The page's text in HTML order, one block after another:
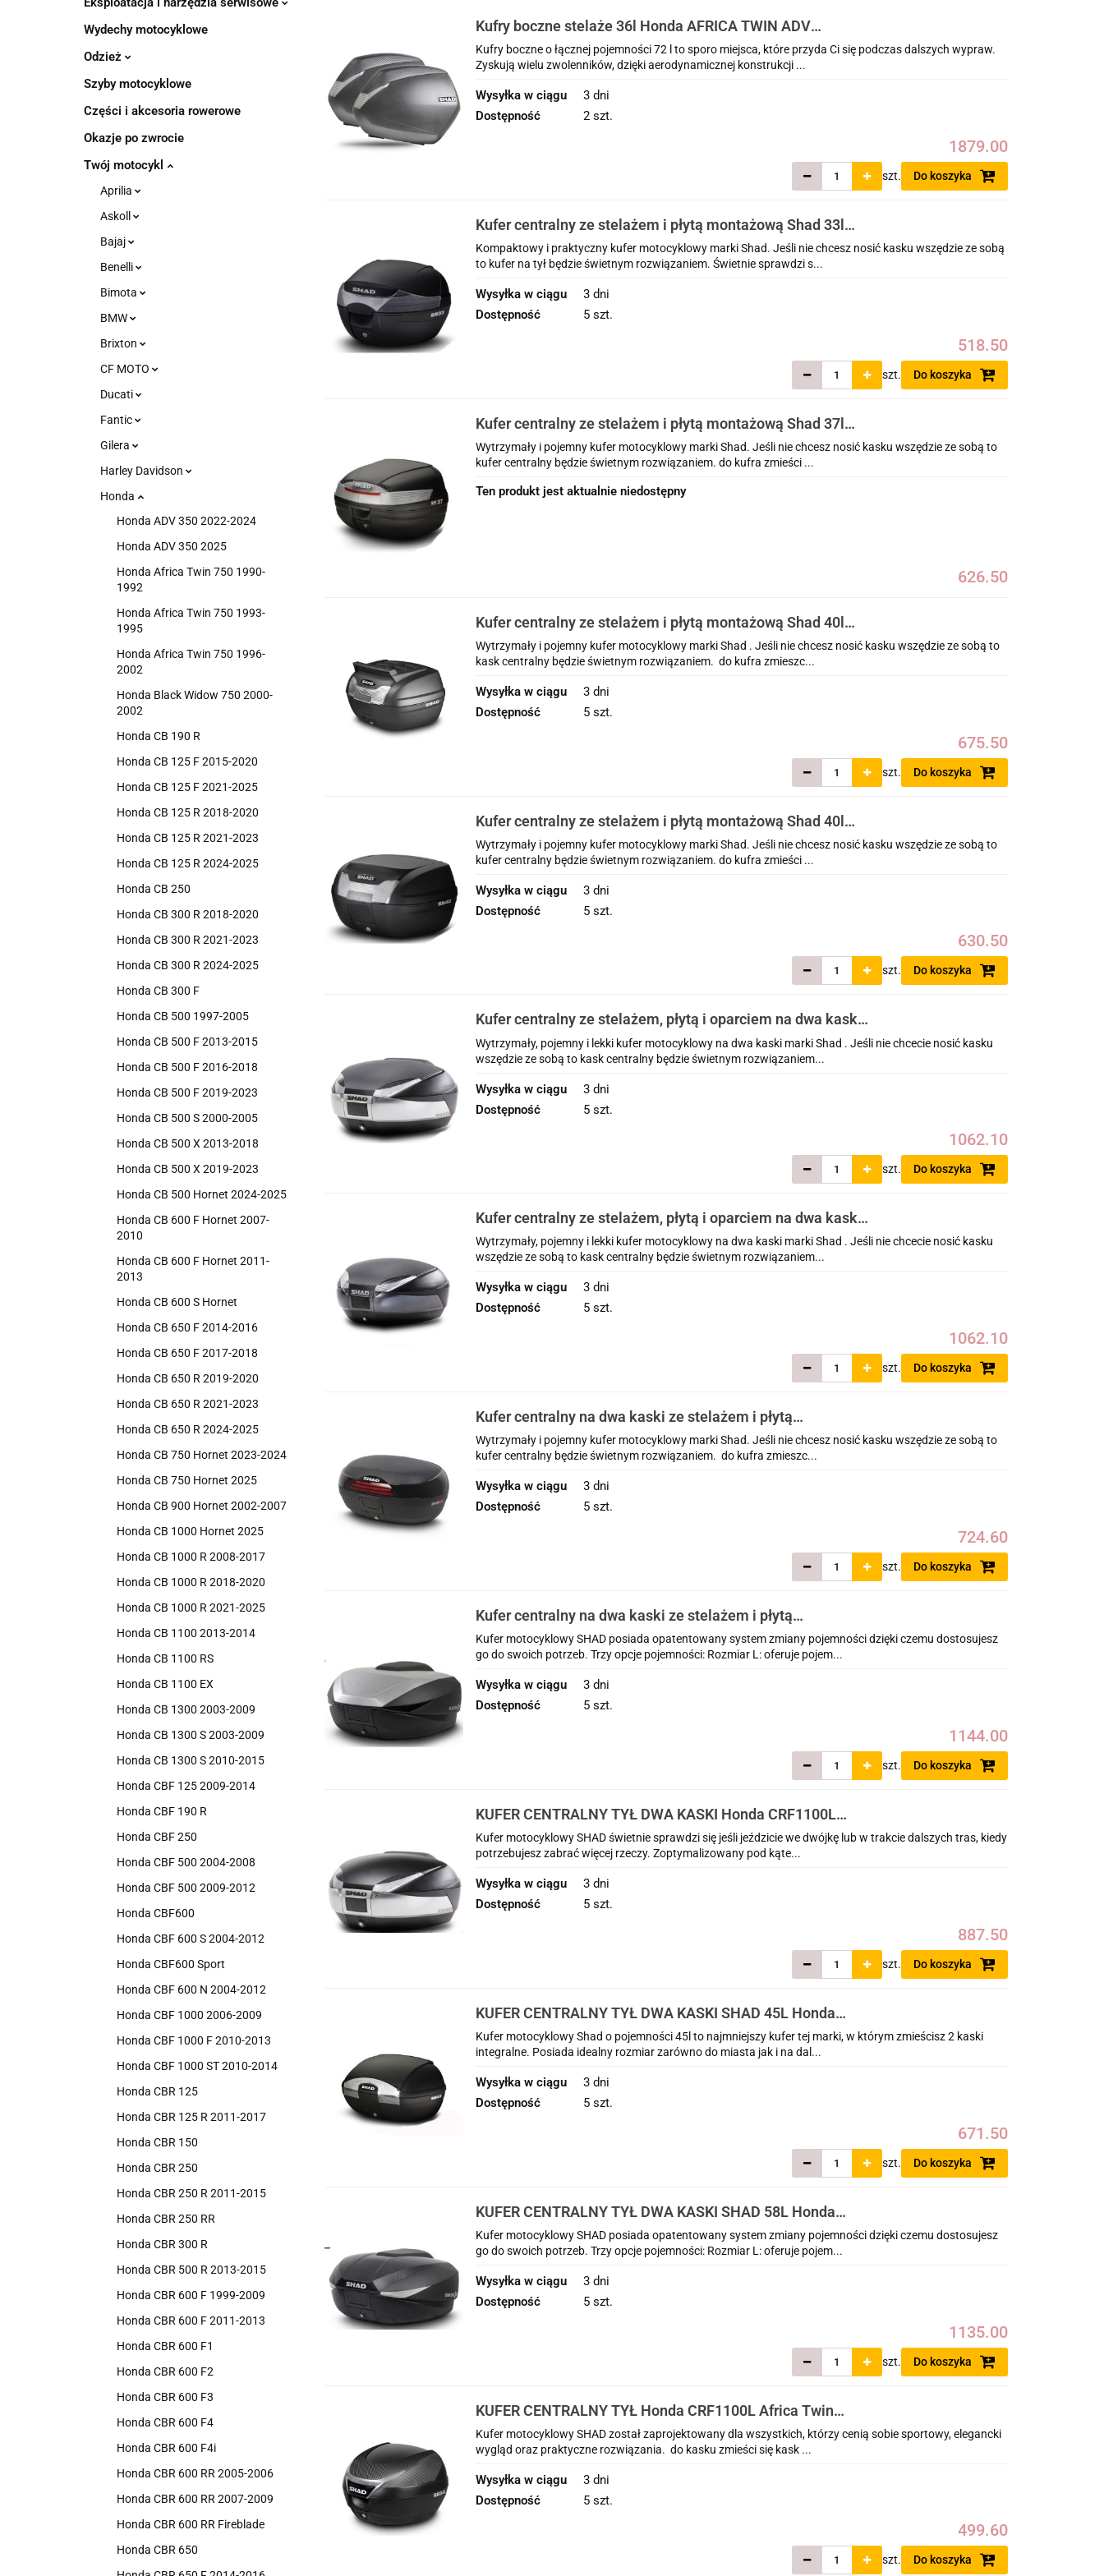
Wydechy motocyklowe
Odzież
Szyby motocyklowe
Części i akcesoria rowerowe
Okazje po zwrocie
Twój motocykl
Aprilia
Askoll
Bajaj
Benelli
Bimota
BMW
Brixton
CF MOTO
Ducati
Fantic
Gilera
Harley Davidson
Honda
Honda ADV 350 2022-2024
Honda ADV 350 2025
Honda Africa Twin 750 1990-
1992
Honda Africa Twin 750 1993-
1995
Honda Africa Twin 750 1996-
2002
Honda Black Widow 750 2000-
2002
Honda CB 190 R
Honda CB 125 F 2015-2020
Honda CB 125 F 2021-2025
Honda CB 125 R 2018-2020
Honda CB 125 R 2021-2023
Honda CB 125 R 2024-2025
Honda CB 250
Honda CB 300 R 2018-2020
Honda CB 300 R 2021-2023
Honda CB 300 R 2024-2025
Honda CB 300 F
Honda CB 500 1997-2005
Honda CB 500 F 2013-2015
Honda CB 500 F 2016-2018
Honda CB 500 F 2019-2023
Honda CB 500 S 2000-2005
Honda CB 500 X 2013-2018
Honda CB 500 X 2019-2023
Honda CB 500 Hornet 2024-2025
Honda CB 600 F Hornet 2007-
2010
Honda CB 600 F Hornet 2011-
2013
Honda CB 600 S Hornet
Honda CB 650 F 2014-2016
Honda CB 650 F 2017-2018
Honda CB 650 R 2019-2020
Honda CB 650 R 2021-2023
Honda CB 650 R 2024-2025
Honda CB 750 Hornet 2023-2024
Honda CB 750 Hornet 2025
Honda CB 900 Hornet 2002-2007
Honda CB 1000 Hornet 2025
Honda CB 1000 R 2008-2017
Honda CB 1000 R 2018-2020
Honda CB 1000 R 2021-2025
Honda CB 1100 2013-2014
Honda CB 1100 RS
Honda CB 1100 EX
Honda CB 1300 2003-2009
Honda CB 1300 S 2003-2009
Honda CB 1300 S 2010-2015
Honda CBF 125 2009-2014
Honda CBF 190 R
Honda CBF 250
Honda CBF 500 2004-2008
Honda CBF 500 2009-2012
Honda CBF600
Honda CBF 600 S 2004-2012
Honda CBF600 Sport
Honda CBF 600 N 2004-2012
Honda CBF 1000 2006-2009
Honda CBF 1000 F 2010-2013
Honda CBF 1000 ST 2010-2014
Honda CBR 125
Honda CBR 125 R 2011-2017
Honda CBR 150
Honda CBR 250
Honda CBR 250 R 2011-2015
Honda CBR 250 RR
Honda CBR 300 R
Honda CBR 500 R 2013-2015
Honda CBR 600 F 1999-2009
Honda CBR 600 F 2011-2013
Honda CBR 600 F1
Honda CBR 600 F2
Honda CBR 600 F3
Honda CBR 600 F4
Honda CBR 600 F4i
Honda CBR 600 RR 2005-2006
Honda CBR 600 RR 2007-2009
Honda CBR 600 RR Fireblade
Honda CBR 650
Kufry boczne stelaże 36l Honda AFRICA TWIN ADV
SPORTS CRF1100L 2020-2025
Kufry boczne o łącznej pojemności 72 l to sporo miejsca, które przyda Ci się podczas dalszych wypraw.
Zyskują wielu zwolenników, dzięki aerodynamicznej konstrukcji ...
Wysyłka w ciągu
3 dni
Dostępność
2 szt.
1879.00
szt. Do koszyka
Kufer centralny ze stelażem i płytą montażową Shad 33l
Honda CRF1100L Africa Twin Adventure Sports 2020-2025
Kompaktowy i praktyczny kufer motocyklowy marki Shad. Jeśli nie chcesz nosić kasku wszędzie ze sobą
to kufer na tył będzie świetnym rozwiązaniem. Świetnie sprawdzi s...
Wysyłka w ciągu
3 dni
Dostępność
5 szt.
518.50
szt. Do koszyka
Kufer centralny ze stelażem i płytą montażową Shad 37l
Honda CRF1100L Africa Twin Adventure Sports 2020-2025
Wytrzymały i pojemny kufer motocyklowy marki Shad. Jeśli nie chcesz nosić kasku wszędzie ze sobą to
kufer centralny będzie świetnym rozwiązaniem. do kufra zmieści ...
Ten produkt jest aktualnie niedostępny
626.50
Kufer centralny ze stelażem i płytą montażową Shad 40l
Honda CRF1100L Africa Twin Adventure Sports 2020-2025
Wytrzymały i pojemny kufer motocyklowy marki Shad . Jeśli nie chcesz nosić kasku wszędzie ze sobą to
kask centralny będzie świetnym rozwiązaniem. do kufra zmieszc...
Wysyłka w ciągu
3 dni
Dostępność
5 szt.
675.50
szt. Do koszyka
Kufer centralny ze stelażem i płytą montażową Shad 40l
Honda CRF1100L Africa Twin Adventure Sports 2020-2025
Wytrzymały i pojemny kufer motocyklowy marki Shad. Jeśli nie chcesz nosić kasku wszędzie ze sobą to
kufer centralny będzie świetnym rozwiązaniem. do kufra zmieści ...
Wysyłka w ciągu
3 dni
Dostępność
5 szt.
630.50
szt. Do koszyka
Kufer centralny ze stelażem, płytą i oparciem na dwa kaski
Shad 48l Honda CRF1100L Africa Twin Adventure Sports
2020-2025
Wytrzymały, pojemny i lekki kufer motocyklowy na dwa kaski marki Shad . Jeśli nie chcecie nosić kasku
wszędzie ze sobą to kask centralny będzie świetnym rozwiązaniem...
Wysyłka w ciągu
3 dni
Dostępność
5 szt.
1062.10
szt. Do koszyka
Kufer centralny ze stelażem, płytą i oparciem na dwa kaski
Shad 48l Honda CRF1100L Africa Twin Adventure Sports
2020-2025
Wytrzymały, pojemny i lekki kufer motocyklowy na dwa kaski marki Shad . Jeśli nie chcecie nosić kasku
wszędzie ze sobą to kask centralny będzie świetnym rozwiązaniem...
Wysyłka w ciągu
3 dni
Dostępność
5 szt.
1062.10
szt. Do koszyka
Kufer centralny na dwa kaski ze stelażem i płytą
montażową Shad 46l Honda CRF1100L Africa Twin
Adventure Sports 2020-2025
Wytrzymały i pojemny kufer motocyklowy marki Shad. Jeśli nie chcesz nosić kasku wszędzie ze sobą to
kufer centralny będzie świetnym rozwiązaniem. do kufra zmieszc...
Wysyłka w ciągu
3 dni
Dostępność
5 szt.
724.60
szt. Do koszyka
Kufer centralny na dwa kaski ze stelażem i płytą
montażową Shad 59l Honda CRF1100L Africa Twin
Adventure Sports 2020-2025
Kufer motocyklowy SHAD posiada opatentowany system zmiany pojemności dzięki czemu dostosujesz
go do swoich potrzeb. Trzy opcje pojemności: Rozmiar L: oferuje pojem...
Wysyłka w ciągu
3 dni
Dostępność
5 szt.
1144.00
szt. Do koszyka
KUFER CENTRALNY TYŁ DWA KASKI Honda CRF1100L
Africa Twin Adventure Sports 2020-2025
Kufer motocyklowy SHAD świetnie sprawdzi się jeśli jeździcie we dwójkę lub w trakcie dalszych tras, kiedy
potrzebujesz zabrać więcej rzeczy. Zoptymalizowany pod kąte...
Wysyłka w ciągu
3 dni
Dostępność
5 szt.
887.50
szt. Do koszyka
KUFER CENTRALNY TYŁ DWA KASKI SHAD 45L Honda
CRF1100L Africa Twin Adventure Sports 2020-2025
Kufer motocyklowy Shad o pojemności 45l to najmniejszy kufer tej marki, w którym zmieścisz 2 kaski
integralne. Posiada idealny rozmiar zarówno do miasta jak i na dal...
Wysyłka w ciągu
3 dni
Dostępność
5 szt.
671.50
szt. Do koszyka
KUFER CENTRALNY TYŁ DWA KASKI SHAD 58L Honda
CRF1100L Africa Twin Adventure Sports 2020-2025
Kufer motocyklowy SHAD posiada opatentowany system zmiany pojemności dzięki czemu dostosujesz
go do swoich potrzeb. Trzy opcje pojemności: Rozmiar L: oferuje pojem...
Wysyłka w ciągu
3 dni
Dostępność
5 szt.
1135.00
szt. Do koszyka
KUFER CENTRALNY TYŁ Honda CRF1100L Africa Twin
Adventure Sports 2020-2025
Kufer motocyklowy SHAD został zaprojektowany dla wszystkich, którzy cenią sobie sportowy, elegancki
wygląd oraz praktyczne rozwiązania. do kasku zmieści się kask ...
Wysyłka w ciągu
3 dni
Dostępność
5 szt.
499.60
szt. Do koszyka